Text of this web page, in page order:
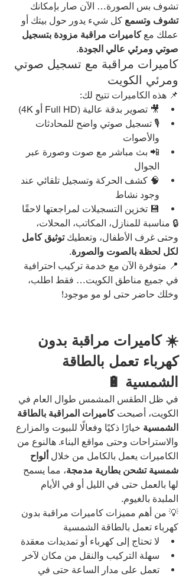
تشوف بس الصورة… الآن صار بإمكانك
تشوف وتسمع كل شيء يدور حول بيتك أو
عملك مع كاميرات مراقبة مزودة بتسجيل
صوتي ومرئي عالي الجودة.
كاميرات مراقبة مع تسجيل صوتي
ومرئي الكويت
📌 هذه الكاميرات تتيح لك:
🎥 تصوير بدقة عالية (Full HD أو 4K)
🎙️ تسجيل صوتي واضح للمحادثات
والأصوات
📲 بث مباشر مع صوت وصورة عبر
الجوال
🧠 كشف الحركة وتسجيل تلقائي عند
وجود نشاط
💾 تخزين التسجيلات لمراجعتها لاحقًا
🔒 مناسبة للمنازل، المكاتب، المحلات،
وحتى غرف الأطفال، وتعطيك توثيق كامل
لكل لحظة بالصوت والصورة.
📍 متوفرة الآن مع خدمة تركيب احترافية
في جميع مناطق الكويت… فقط اطلب،
وخلك حاضر حتى لو مو موجود!
☀️ كاميرات مراقبة بدون
كهرباء تعمل بالطاقة
الشمسية 🔋
في ظل الطقس المشمس طوال العام في
الكويت، أصبحت كاميرات المراقبة بالطاقة
الشمسية خيارًا ذكيًا وفعالًا للبيوت والمزارع
والاستراحات وحتى مواقع البناء. هالنوع من
الكاميرات يعمل بالكامل من خلال ألواح
شمسية تشحن بطارية مدمجة، مما يسمح
لها بالعمل حتى في الليل أو في الأيام
الملبدة بالغيوم.
💡 من أهم مميزات كاميرات مراقبة بدون
كهرباء تعمل بالطاقة الشمسية
لا تحتاج إلى كهرباء أو تمديدات معقدة
سهلة التركيب والنقل من مكان لآخر
تعمل على مدار الساعة حتى في